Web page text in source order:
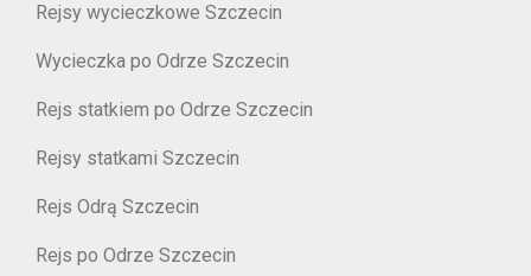
Rejsy wycieczkowe Szczecin
Wycieczka po Odrze Szczecin
Rejs statkiem po Odrze Szczecin
Rejsy statkami Szczecin
Rejs Odrą Szczecin
Rejs po Odrze Szczecin